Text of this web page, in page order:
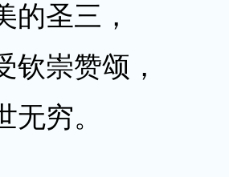
的圣三，
钦崇赞颂，
无穷。